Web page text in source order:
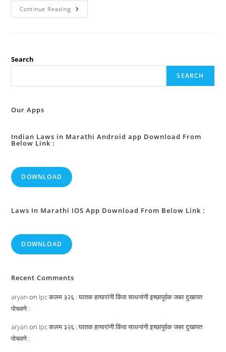
Continue Reading Phra
1993
व
:
Search
SEARCH
Our Apps
Indian Laws in Marathi Android app Download From
Below Link :
DOWNLOAD
Laws In Marathi IOS App Download From Below Link :
DOWNLOAD
Recent Comments
aryan on Ipc कलम ३२६ : घातक हत्यारांनी किंवा साधनांनी इच्छापूर्वक जबर दुखापत
पोचवणे :
aryan on Ipc कलम ३२६ : घातक हत्यारांनी किंवा साधनांनी इच्छापूर्वक जबर दुखापत
पोचवणे :